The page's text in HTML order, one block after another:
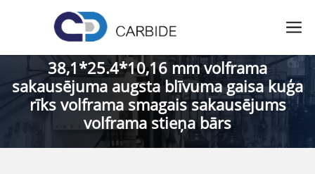
38,1*25.4*10,16 mm volframa
sakausējuma augsta blīvuma gaisa kuģa
rīks volframa smagais sakausējums
volframa stieņa bārs